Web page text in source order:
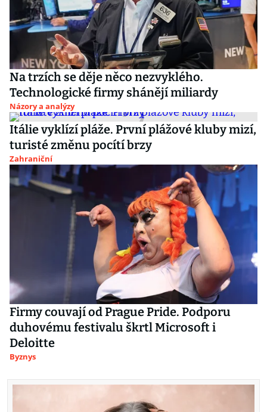
Na trzích se děje něco nezvyklého.
Technologické firmy shánějí miliardy
Názory a analýzy
Itálie vyklízí pláže. První plážové kluby mizí,
turisté změnu pocítí brzy
Zahraniční
Firmy couvají od Prague Pride. Podporu
duhovému festivalu škrtl Microsoft i
Deloitte
Byznys